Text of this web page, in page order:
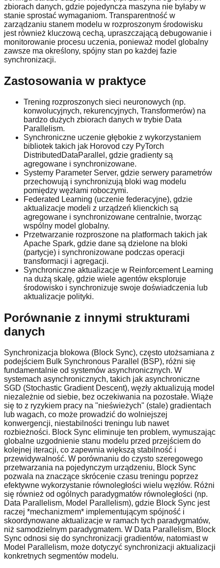
zbiorach danych, gdzie pojedyncza maszyna nie byłaby w
stanie sprostać wymaganiom. Transparentność w
zarządzaniu stanem modelu w rozproszonym środowisku
jest również kluczową cechą, upraszczającą debugowanie i
monitorowanie procesu uczenia, ponieważ model globalny
zawsze ma określony, spójny stan po każdej fazie
synchronizacji.
Zastosowania w praktyce
Trening rozproszonych sieci neuronowych (np.
konwolucyjnych, rekurencyjnych, Transformerów) na
bardzo dużych zbiorach danych w trybie Data
Parallelism.
Synchroniczne uczenie głębokie z wykorzystaniem
bibliotek takich jak Horovod czy PyTorch
DistributedDataParallel, gdzie gradienty są
agregowane i synchronizowane.
Systemy Parameter Server, gdzie serwery parametrów
przechowują i synchronizują bloki wag modelu
pomiędzy węzłami roboczymi.
Federated Learning (uczenie federacyjne), gdzie
aktualizacje modeli z urządzeń klienckich są
agregowane i synchronizowane centralnie, tworząc
wspólny model globalny.
Przetwarzanie rozproszone na platformach takich jak
Apache Spark, gdzie dane są dzielone na bloki
(partycje) i synchronizowane podczas operacji
transformacji i agregacji.
Synchroniczne aktualizacje w Reinforcement Learning
na dużą skalę, gdzie wiele agentów eksploruje
środowisko i synchronizuje swoje doświadczenia lub
aktualizacje polityki.
Porównanie z innymi strukturami
danych
Synchronizacja blokowa (Block Sync), często utożsamiana z
podejściem Bulk Synchronous Parallel (BSP), różni się
fundamentalnie od systemów asynchronicznych. W
systemach asynchronicznych, takich jak asynchroniczne
SGD (Stochastic Gradient Descent), węzły aktualizują model
niezależnie od siebie, bez oczekiwania na pozostałe. Wiąże
się to z ryzykiem pracy na "nieświeżych" (stale) gradientach
lub wagach, co może prowadzić do wolniejszej
konwergencji, niestabilności treningu lub nawet
rozbieżności. Block Sync eliminuje ten problem, wymuszając
globalne uzgodnienie stanu modelu przed przejściem do
kolejnej iteracji, co zapewnia większą stabilność i
przewidywalność. W porównaniu do czysto szeregowego
przetwarzania na pojedynczym urządzeniu, Block Sync
pozwala na znaczące skrócenie czasu treningu poprzez
efektywne wykorzystanie równoległości wielu węzłów. Różni
się również od ogólnych paradygmatów równoległości (np.
Data Parallelism, Model Parallelism), gdzie Block Sync jest
raczej *mechanizmem* implementującym spójność i
skoordynowane aktualizacje w ramach tych paradygmatów,
niż samodzielnym paradygmatem. W Data Parallelism, Block
Sync odnosi się do synchronizacji gradientów, natomiast w
Model Parallelism, może dotyczyć synchronizacji aktualizacji
konkretnych segmentów modelu.